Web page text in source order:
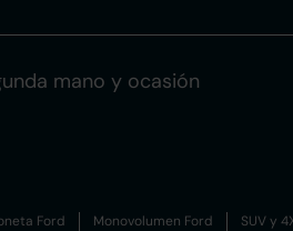
mano y ocasión
Ford Monovolumen Ford SUV y